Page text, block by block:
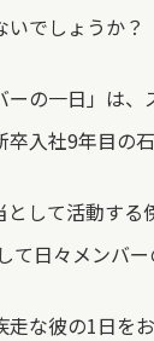
でしょうか？
の一日」は
入社9年目の
として活動す
て日々メンバ
な彼の1日を